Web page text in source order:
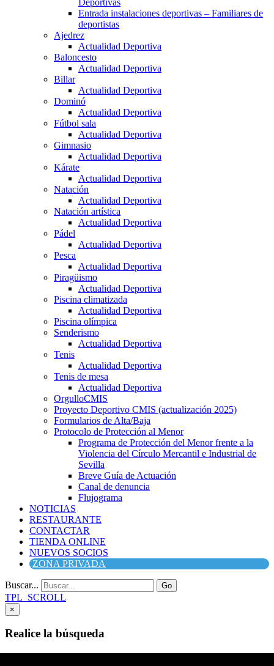
Entrada instalaciones deportivas – Familiares de
deportistas
Ajedrez
Actualidad Deportiva
Baloncesto
Actualidad Deportiva
Billar
Actualidad Deportiva
Dominó
Actualidad Deportiva
Fútbol sala
Actualidad Deportiva
Gimnasio
Actualidad Deportiva
Kárate
Actualidad Deportiva
Natación
Actualidad Deportiva
Natación artística
Actualidad Deportiva
Pádel
Actualidad Deportiva
Pesca
Actualidad Deportiva
Piragüismo
Actualidad Deportiva
Piscina climatizada
Actualidad Deportiva
Piscina olímpica
Senderismo
Actualidad Deportiva
Tenis
Actualidad Deportiva
Tenis de mesa
Actualidad Deportiva
OrgulloCMIS
Proyecto Deportivo CMIS (actualización 2025)
Formularios de Alta/Baja
Protocolo de Protección al Menor
Programa de Protección del Menor frente a la
Violencia del Círculo Mercantil e Industrial de
Sevilla
Breve Guía de Actuación
Canal de denuncia
Flujograma
NOTICIAS
RESTAURANTE
CONTACTAR
TIENDA ONLINE
NUEVOS SOCIOS
ZONA PRIVADA
Buscar... Go
TPL_SCROLL
×
Realice la búsqueda